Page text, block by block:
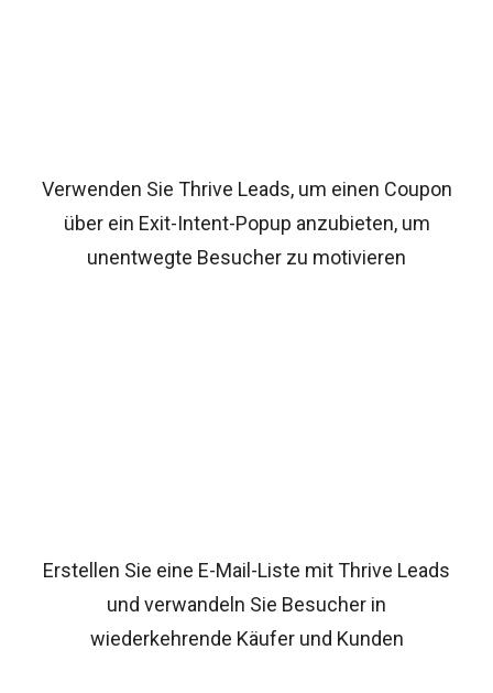
Verwenden Sie Thrive Leads, um einen Coupon
über ein Exit-Intent-Popup anzubieten, um
unentwegte Besucher zu motivieren
Erstellen Sie eine E-Mail-Liste mit Thrive Leads
und verwandeln Sie Besucher in
wiederkehrende Käufer und Kunden